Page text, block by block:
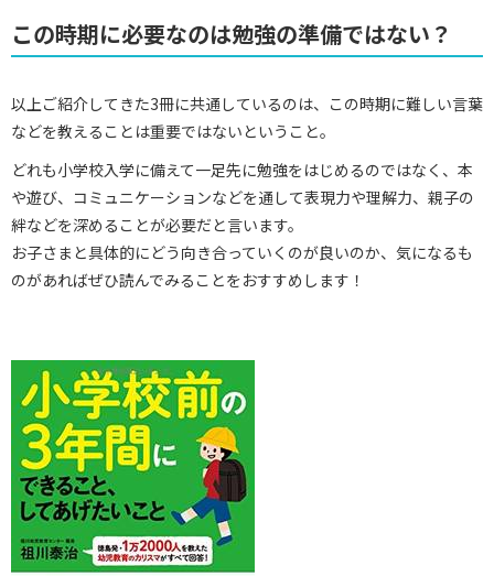
この時期に必要なのは勉強の準備ではない？
以上ご紹介してきた3冊に共通しているのは、この時期に難しい言葉
などを教えることは重要ではないということ。
どれも小学校入学に備えて一足先に勉強をはじめるのではなく、本
や遊び、コミュニケーションなどを通して表現力や理解力、親子の
絆などを深めることが必要だと言います。
お子さまと具体的にどう向き合っていくのが良いのか、気になるも
のがあればぜひ読んでみることをおすすめします！